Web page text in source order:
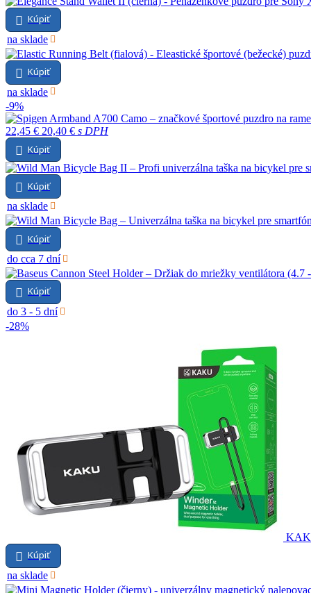
Kúpiť
na sklade
Kúpiť
na sklade
-9%
22,45 € 20,40 € s DPH
Kúpiť
Kúpiť
na sklade
Kúpiť
do cca 7 dní
Kúpiť
do 3 - 5 dní
-28%
Kúpiť
na sklade